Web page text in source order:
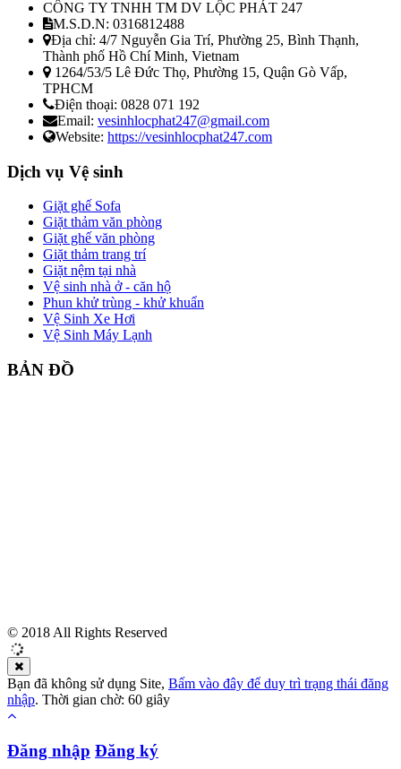
CÔNG TY TNHH TM DV LỘC PHÁT 247
M.S.D.N: 0316812488
Địa chỉ: 4/7 Nguyễn Gia Trí, Phường 25, Bình Thạnh,
Thành phố Hồ Chí Minh, Vietnam
1264/53/5 Lê Đức Thọ, Phường 15, Quận Gò Vấp,
TPHCM
Điện thoại: 0828 071 192
Email: vesinhlocphat247@gmail.com
Website: https://vesinhlocphat247.com
Dịch vụ Vệ sinh
Giặt ghế Sofa
Giặt thảm văn phòng
Giặt ghế văn phòng
Giặt thảm trang trí
Giặt nệm tại nhà
Vệ sinh nhà ở - căn hộ
Phun khử trùng - khử khuẩn
Vệ Sinh Xe Hơi
Vệ Sinh Máy Lạnh
BẢN ĐỒ
© 2018 All Rights Reserved
Bạn đã không sử dụng Site, Bấm vào đây để duy trì trạng thái đăng
nhập. Thời gian chờ: 60 giây
Đăng nhập Đăng ký